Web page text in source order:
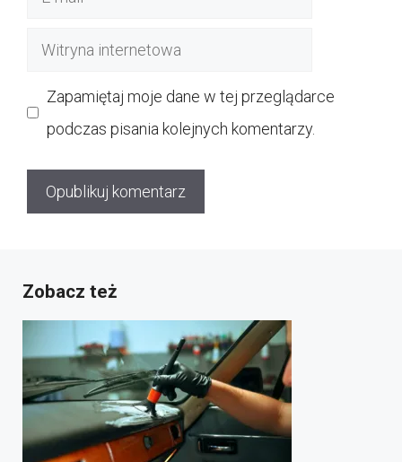
Witryna
Zapamiętaj moje dane w tej przeglądarce
podczas pisania kolejnych komentarzy.
Zobacz też